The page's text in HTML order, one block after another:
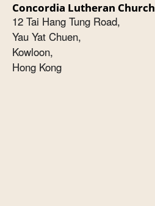
Concordia Lutheran Church
12 Tai Hang Tung Road,
Yau Yat Chuen,
Kowloon,
Hong Kong